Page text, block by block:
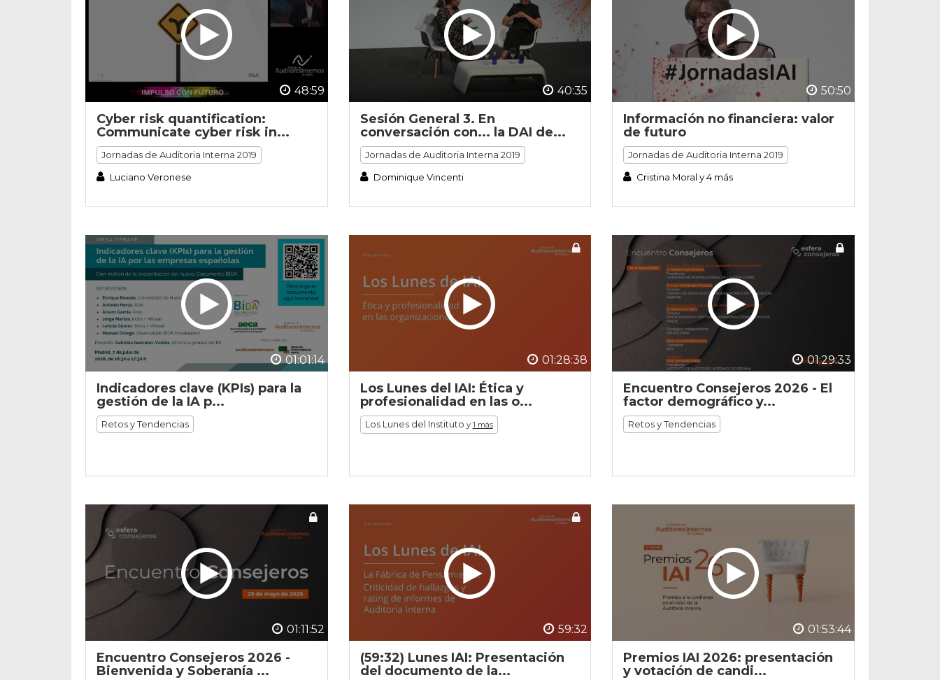
48:59
Cyber risk quantification:
Communicate cyber risk in...
Jornadas de Auditoria Interna 2019
Luciano Veronese
40:35
Sesión General 3. En
conversación con... la DAI de...
Jornadas de Auditoria Interna 2019
Dominique Vincenti
50:50
Información no financiera: valor
de futuro
Jornadas de Auditoria Interna 2019
Cristina Moral y 4 más
01:01:14
Indicadores clave (KPIs) para la
gestión de la IA p...
Retos y Tendencias
01:28:38
Los Lunes del IAI: Ética y
profesionalidad en las o...
Los Lunes del Instituto y 1 más
01:29:33
Encuentro Consejeros 2026 - El
factor demográfico y...
Retos y Tendencias
01:11:52
Encuentro Consejeros 2026 -
Bienvenida y Soberanía ...
59:32
(59:32) Lunes IAI: Presentación
del documento de la...
01:53:44
Premios IAI 2026: presentación
y votación de candi...